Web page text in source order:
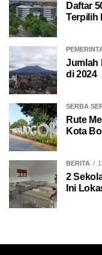
Daftar
Terpilih
Jumlah
di 2024
SERBA
Rute
Kota
BERITA
2
Ini